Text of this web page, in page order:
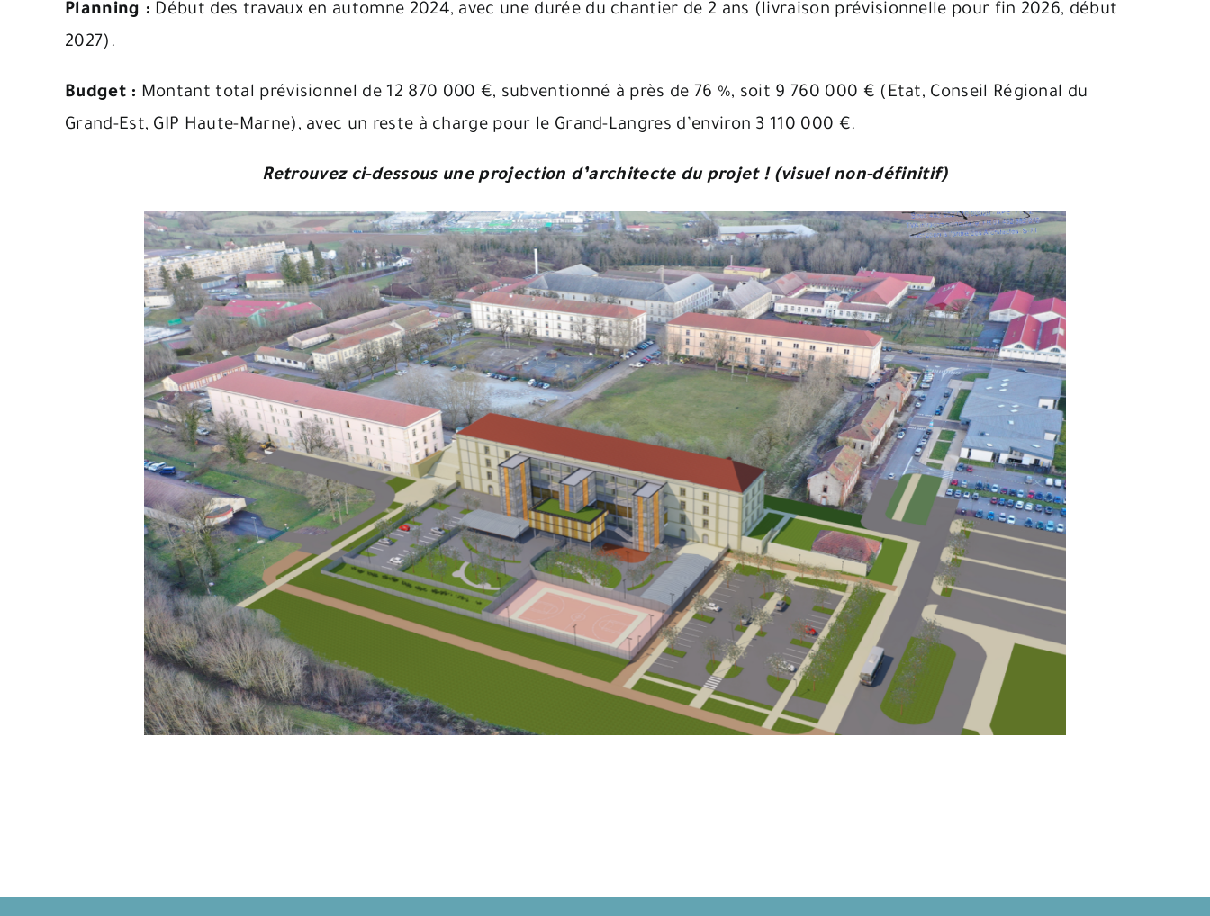
Planning : Début des travaux en automne 2024, avec une durée du chantier de 2 ans (livraison prévisionnelle pour fin 2026, début
2027).
Budget : Montant total prévisionnel de 12 870 000 €, subventionné à près de 76 %, soit 9 760 000 € (Etat, Conseil Régional du
Grand-Est, GIP Haute-Marne), avec un reste à charge pour le Grand-Langres d’environ 3 110 000 €.
Retrouvez ci-dessous une projection d’architecte du projet ! (visuel non-définitif)